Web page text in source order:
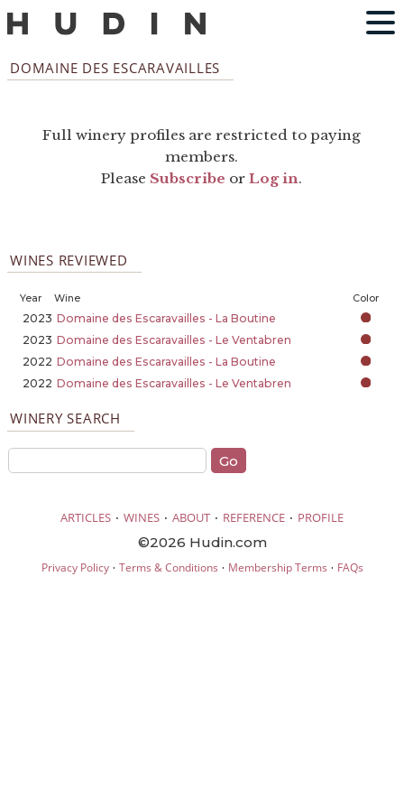
DOMAINE DES ESCARAVAILLES
Full winery profiles are restricted to paying
members.
Please Subscribe orLog in.
WINES REVIEWED
Year Wine Color
2023 Domaine des Escaravailles - La Boutine
2023 Domaine des Escaravailles - Le Ventabren
2022 Domaine des Escaravailles - La Boutine
2022 Domaine des Escaravailles - Le Ventabren
WINERY SEARCH
ARTICLES · WINES · ABOUT · REFERENCE · PROFILE
©2026 Hudin.com
Privacy Policy· Terms & Conditions · Membership Terms · FAQs